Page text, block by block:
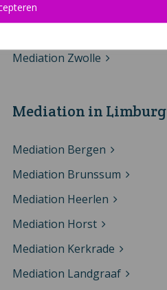
Mediation Steenwijk
Mediation Zwolle
Mediation in Limburg
Mediation Bergen
Mediation Brunssum
Mediation Heerlen
Mediation Horst
Mediation Kerkrade
Mediation Landgraaf